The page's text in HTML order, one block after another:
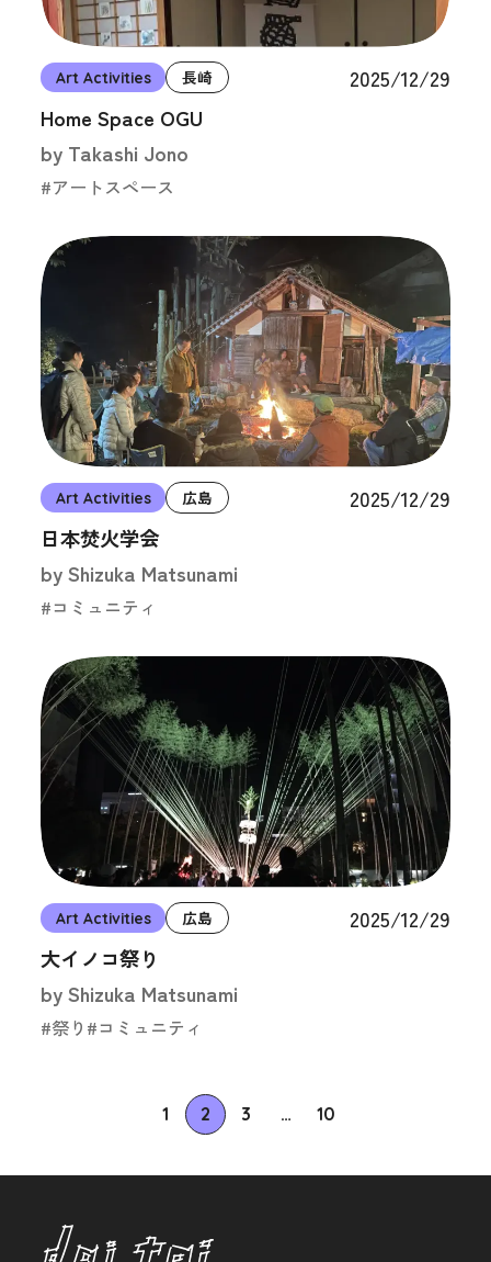
Art Activities 長崎
2025/12/29
Home Space OGU
by Takashi Jono
#アートスペース
Art Activities 広島
2025/12/29
日本焚火学会
by Shizuka Matsunami
#コミュニティ
Art Activities 広島
2025/12/29
大イノコ祭り
by Shizuka Matsunami
#祭り #コミュニティ
1 2 3 … 10